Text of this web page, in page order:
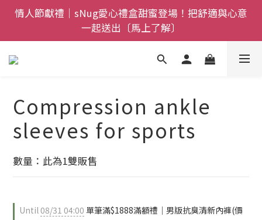
全館$800免運｜任搭８折起｜滿額再送新品-悠哉斑馬
襪〔立即了解〕
情人節獻禮｜sNug愛心禮盒甜蜜登場！把舒適與心意
一起送出〔馬上了解〕
父親節禮盒登場｜把舒適送進爸爸的每一天，日夜呵護
一次備好〔馬上了解〕
全館$800免運｜任搭８折起｜滿額再送新品-悠哉斑馬
襪〔立即了解〕
Compression ankle
sleeves for sports
數量：此為1雙販售
Until08/31 04:00 單筆滿$1888滿額禮｜男版抗臭清新內褲(價